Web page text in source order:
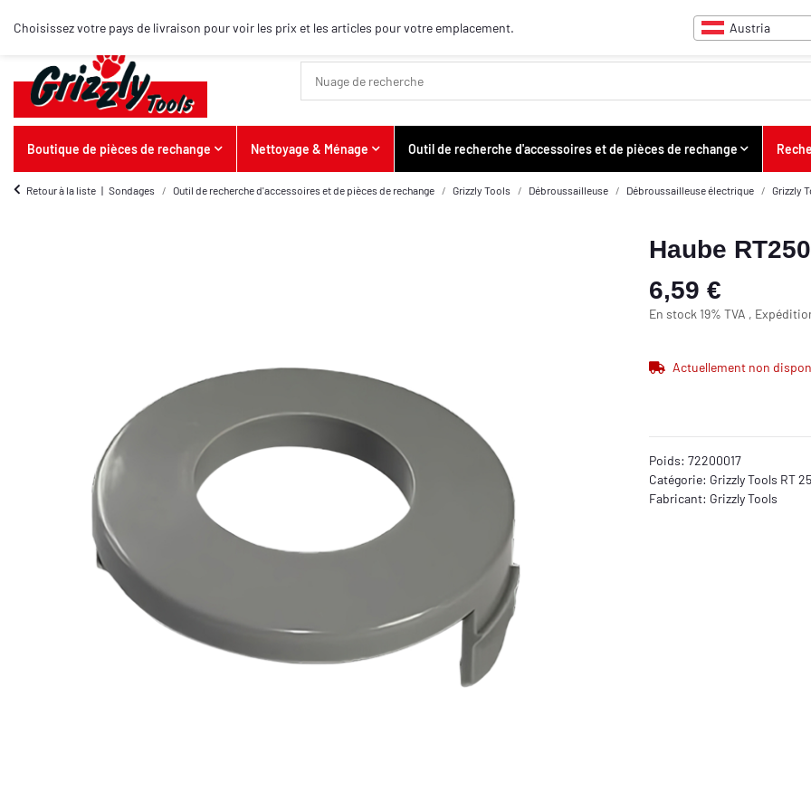
Choisissez votre pays de livraison pour voir les prix et les articles pour votre emplacement. Austria
Boutique de pièces de rechange Nettoyage & Ménage Outil de recherche d'accessoires et de pièces de rechange
Retour à la liste Sondages Outil de recherche d'accessoires et de pièces de rechange Grizzly Tools Débroussailleuse Débroussailleuse électrique Grizzly
Haube
6,59 €
En stock 19% TVA ,
Actuellement non
Poids: 72200017
Catégorie: Grizzly Tools RT
Fabricant: Grizzly Tools